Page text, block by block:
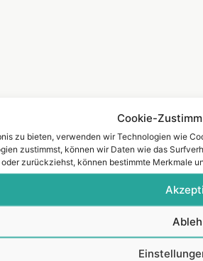
Cookie-
zu bieten, verwenden wir Technologien wie
zustimmst, können wir Daten wie das
zurückziehst, können bestimmte Merkmale